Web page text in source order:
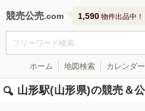
競売公売 1,590 物件出品中！
ホーム 地図検索 カレンダー
山形駅(山形県)の競売＆